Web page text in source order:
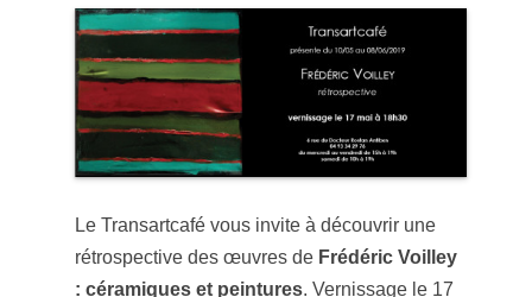
Le Transartcafé vous invite à découvrir une
rétrospective des œuvres de Frédéric Voilley
: céramiques et peintures. Vernissage le 17